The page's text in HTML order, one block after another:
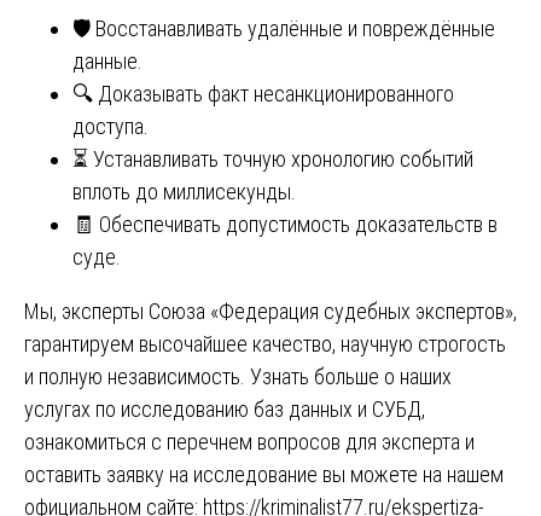
🛡️ Восстанавливать удалённые и повреждённые
данные.
🔍 Доказывать факт несанкционированного
доступа.
⏳ Устанавливать точную хронологию событий
вплоть до миллисекунды.
🧾 Обеспечивать допустимость доказательств в
суде.
Мы, эксперты Союза «Федерация судебных экспертов»,
гарантируем высочайшее качество, научную строгость
и полную независимость. Узнать больше о наших
услугах по исследованию баз данных и СУБД,
ознакомиться с перечнем вопросов для эксперта и
оставить заявку на исследование вы можете на нашем
официальном сайте: https://kriminalist77.ru/ekspertiza-